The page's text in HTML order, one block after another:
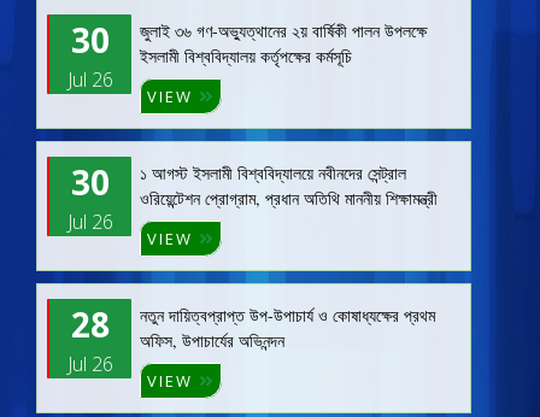
30
Jul 26
জুলাই ৩৬ গণ-অভ্যুত্থানের ২য় বার্ষিকী পালন উপলক্ষে
ইসলামী বিশ্ববিদ্যালয় কর্তৃপক্ষের কর্মসূচি
VIEW
30
Jul 26
১ আগস্ট ইসলামী বিশ্ববিদ্যালয়ে নবীনদের সেন্ট্রাল
ওরিয়েন্টেশন প্রোগ্রাম, প্রধান অতিথি মাননীয় শিক্ষামন্ত্রী
VIEW
28
Jul 26
নতুন দায়িত্বপ্রাপ্ত উপ-উপাচার্য ও কোষাধ্যক্ষের প্রথম
অফিস, উপাচার্যের অভিনন্দন
VIEW